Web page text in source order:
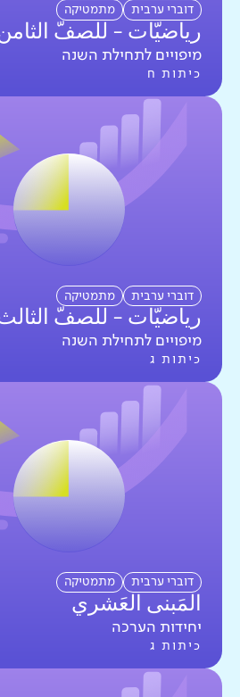
דוברי ערבית מתמטיקה
رياضيّات - للصفّ
מיפויים לתחילת השנה
כיתות ח
דוברי ערבית מתמטיקה
رياضيّات - للصفّ
מיפויים לתחילת השנה
כיתות ג
דוברי ערבית מתמטיקה
المَبنى العَشري
יחידות הערכה
כיתות ג